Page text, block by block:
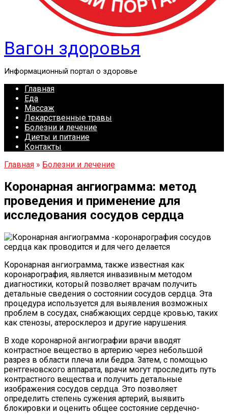
Вагон здоровья
Информационный портал о здоровье
Главная
Еда
Массаж
Лекарственные травы
Болезни и лечение
Диеты и питание
Контакты
Главная » Болезни и лечение
Коронарная ангиограмма: метод
проведения и применение для
исследования сосудов сердца
Коронарная ангиограмма, также известная как
коронарография, является инвазивным методом
диагностики, который позволяет врачам получить
детальные сведения о состоянии сосудов сердца. Эта
процедура используется для выявления возможных
проблем в сосудах, снабжающих сердце кровью, таких
как стенозы, атеросклероз и другие нарушения.
В ходе коронарной ангиографии врачи вводят
контрастное вещество в артерию через небольшой
разрез в области плеча или бедра. Затем, с помощью
рентгеновского аппарата, врачи могут проследить путь
контрастного вещества и получить детальные
изображения сосудов сердца. Это позволяет
определить степень сужения артерий, выявить
блокировки и оценить общее состояние сердечно-